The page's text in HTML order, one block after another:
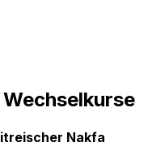
Nakfa